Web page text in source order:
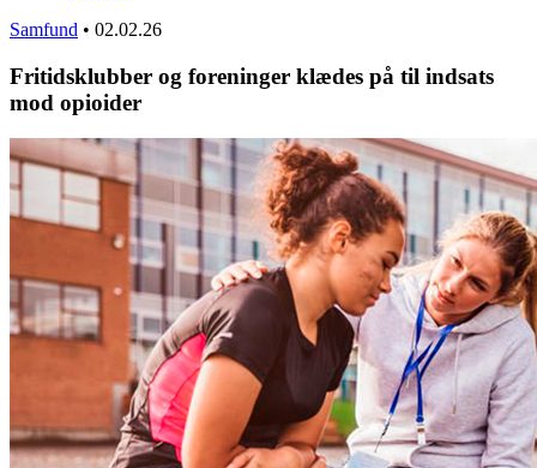
Samfund • 02.02.26
Fritidsklubber og foreninger klædes på til indsats
mod opioider